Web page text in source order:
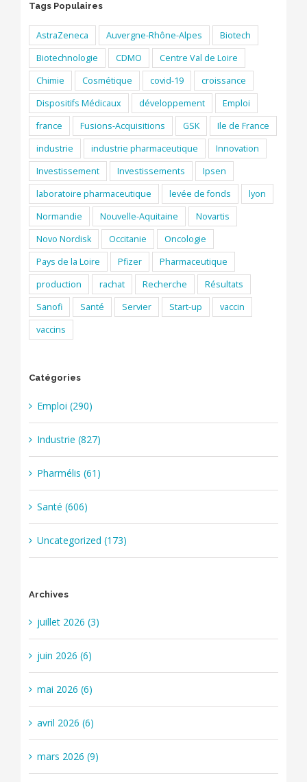
Tags Populaires
AstraZeneca Auvergne-Rhône-Alpes
Biotech
Biotechnologie
CDMO
Centre Val de Loire
Chimie
Cosmétique covid-19
croissance
Dispositifs Médicaux
développement
Emploi
france
Fusions-Acquisitions GSK
Ile de France
industrie
industrie pharmaceutique
Innovation
Investissement
Investissements
Ipsen
laboratoire pharmaceutique
levée de fonds
lyon
Normandie
Nouvelle-Aquitaine
Novartis
Novo Nordisk
Occitanie
Oncologie
Pays de la Loire
Pfizer
Pharmaceutique
production
rachat Recherche
Résultats
Sanofi
Santé Servier Start-up
vaccin
vaccins
Catégories
Emploi (290)
Industrie (827)
Pharmélis (61)
Santé (606)
Uncategorized (173)
Archives
juillet 2026 (3)
juin 2026 (6)
mai 2026 (6)
avril 2026 (6)
mars 2026 (9)